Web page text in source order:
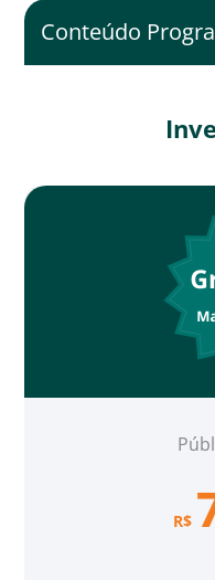
Conteúdo
R$